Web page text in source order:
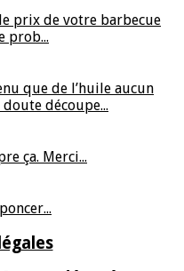
prix de votre barbecue
prob...
que de l’huile aucun
découpe...
ça. Merci...